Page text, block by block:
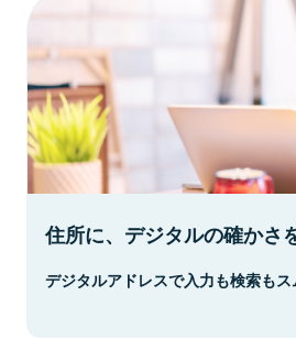
住所に、デジタルの確かさ
デジタルアドレスで入力も検索もス